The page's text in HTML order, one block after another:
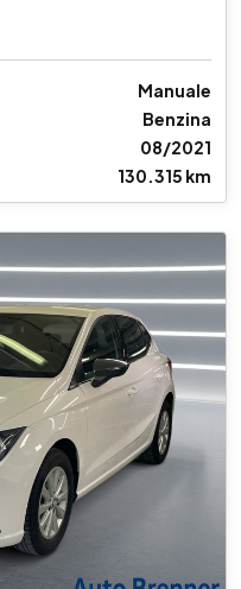
Manuale
Benzina
08/2021
130.315 km